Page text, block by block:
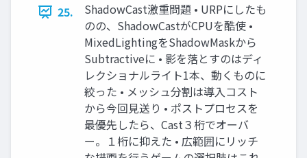
25.
ShadowCast激重問題 • URPにしたも
のの、ShadowCastがCPUを酷使 •
MixedLightingをShadowMaskから
Subtractiveに • 影を落とすのはディ
レクショナルライト1本、動くものに
絞った • メッシュ分割は導⼊コスト
から今回⾒送り • ポストプロセスを
最優先したら、Cast３桁でオーバ
ー。１桁に抑えた • 広範囲にリッチ